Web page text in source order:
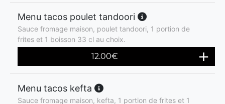
Menu tacos poulet tandoori
Sauce fromage maison, poulet tandoori, 1 portion de
frites et 1 boisson 33 cl au choix.
12.00€
Menu tacos kefta
Sauce fromage maison, kefta, 1 portion de frites et 1